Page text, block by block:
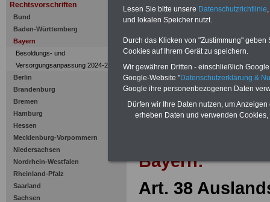
Rechtsvorschriften
Bund
Baden-Württemberg
Bayern
Besoldungs- und
Versorgungsanpassung 2024-2025
Berlin
Brandenburg
Bremen
Hamburg
Hessen
Mecklenburg-Vorpommern
Niedersachsen
Nordrhein-Westfalen
Rheinland-Pfalz
Saarland
Sachsen
Zur Übersicht
Bayern:
Art. 38
Lesen Sie bitte unsere Datenschutzrichtlinie
und lokalen Speicher nutzt.
Durch das Klicken von "Zustimmung"
Cookies auf Ihrem Gerät zu speichern.
Wir gewähren Dritten - einschließlich
Google-Website "Datenschutzerklärung &
Google ihre personenbezogenen Daten
Dürfen wir Ihre Daten nutzen, um
erheben Daten und verwenden